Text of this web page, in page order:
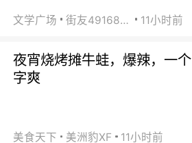
文学广场 街友49168527 11小时前
夜宵烧烤摊牛蛙，爆辣，一个
字爽
美食天下 美洲豹XF 11小时前